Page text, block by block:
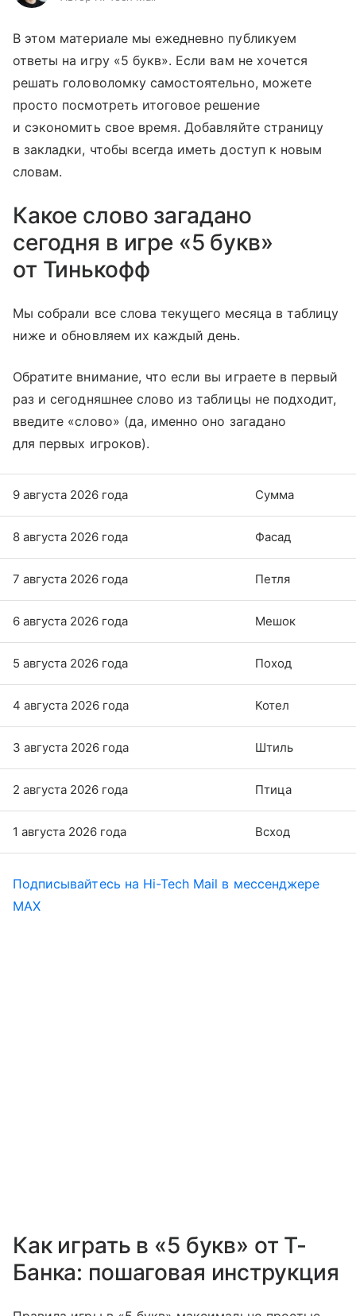
В этом материале мы ежедневно публикуем
ответы на игру «5 букв». Если вам не хочется
решать головоломку самостоятельно, можете
просто посмотреть итоговое решение
и сэкономить свое время. Добавляйте страницу
в закладки, чтобы всегда иметь доступ к новым
словам.
Какое слово загадано
сегодня в игре «5 букв»
от Тинькофф
Мы собрали все слова текущего месяца в таблицу
ниже и обновляем их каждый день.
Обратите внимание, что если вы играете в первый
раз и сегодняшнее слово из таблицы не подходит,
введите «слово» (да, именно оно загадано
для первых игроков).
9 августа 2026 года Сумма
8 августа 2026 года Фасад
7 августа 2026 года Петля
6 августа 2026 года Мешок
5 августа 2026 года Поход
4 августа 2026 года Котел
3 августа 2026 года Штиль
2 августа 2026 года Птица
1 августа 2026 года Всход
Подписывайтесь на Hi-Tech Mail в мессенджере
MAX
Как играть в «5 букв» от Т-
Банка: пошаговая инструкция